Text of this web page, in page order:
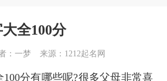
全100分
：一梦 来源：1212起名网
分有哪些呢?很多父母非常喜